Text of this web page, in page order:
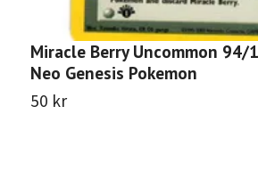
Miracle Berry Uncommon
Neo Genesis Pokemon
50 kr